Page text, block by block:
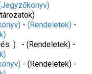
- (Rendeletek) -
) - (Rendeletek) -
- (Rendeletek) -